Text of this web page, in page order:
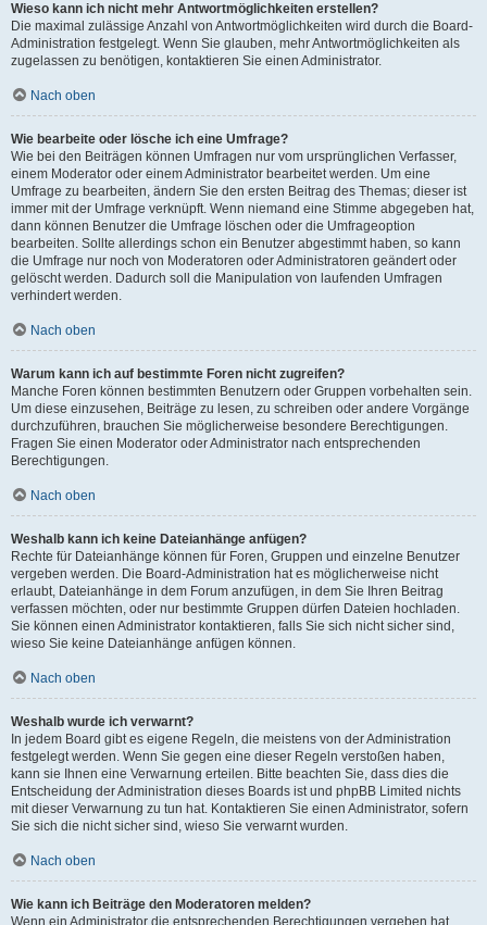
Wieso kann ich nicht mehr Antwortmöglichkeiten erstellen?
Die maximal zulässige Anzahl von Antwortmöglichkeiten wird durch die Board-
Administration festgelegt. Wenn Sie glauben, mehr Antwortmöglichkeiten als
zugelassen zu benötigen, kontaktieren Sie einen Administrator.
Nach oben
Wie bearbeite oder lösche ich eine Umfrage?
Wie bei den Beiträgen können Umfragen nur vom ursprünglichen Verfasser,
einem Moderator oder einem Administrator bearbeitet werden. Um eine
Umfrage zu bearbeiten, ändern Sie den ersten Beitrag des Themas; dieser ist
immer mit der Umfrage verknüpft. Wenn niemand eine Stimme abgegeben hat,
dann können Benutzer die Umfrage löschen oder die Umfrageoption
bearbeiten. Sollte allerdings schon ein Benutzer abgestimmt haben, so kann
die Umfrage nur noch von Moderatoren oder Administratoren geändert oder
gelöscht werden. Dadurch soll die Manipulation von laufenden Umfragen
verhindert werden.
Nach oben
Warum kann ich auf bestimmte Foren nicht zugreifen?
Manche Foren können bestimmten Benutzern oder Gruppen vorbehalten sein.
Um diese einzusehen, Beiträge zu lesen, zu schreiben oder andere Vorgänge
durchzuführen, brauchen Sie möglicherweise besondere Berechtigungen.
Fragen Sie einen Moderator oder Administrator nach entsprechenden
Berechtigungen.
Nach oben
Weshalb kann ich keine Dateianhänge anfügen?
Rechte für Dateianhänge können für Foren, Gruppen und einzelne Benutzer
vergeben werden. Die Board-Administration hat es möglicherweise nicht
erlaubt, Dateianhänge in dem Forum anzufügen, in dem Sie Ihren Beitrag
verfassen möchten, oder nur bestimmte Gruppen dürfen Dateien hochladen.
Sie können einen Administrator kontaktieren, falls Sie sich nicht sicher sind,
wieso Sie keine Dateianhänge anfügen können.
Nach oben
Weshalb wurde ich verwarnt?
In jedem Board gibt es eigene Regeln, die meistens von der Administration
festgelegt werden. Wenn Sie gegen eine dieser Regeln verstoßen haben,
kann sie Ihnen eine Verwarnung erteilen. Bitte beachten Sie, dass dies die
Entscheidung der Administration dieses Boards ist und phpBB Limited nichts
mit dieser Verwarnung zu tun hat. Kontaktieren Sie einen Administrator, sofern
Sie sich die nicht sicher sind, wieso Sie verwarnt wurden.
Nach oben
Wie kann ich Beiträge den Moderatoren melden?
Wenn ein Administrator die entsprechenden Berechtigungen vergeben hat,